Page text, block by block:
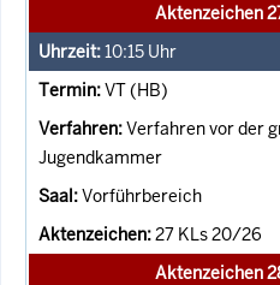
Aktenzeichen
10:15 Uhr
VT (HB)
Verfahren vor der
Jugendkammer
Vorführbereich
27 KLs 20/26
Aktenzeichen